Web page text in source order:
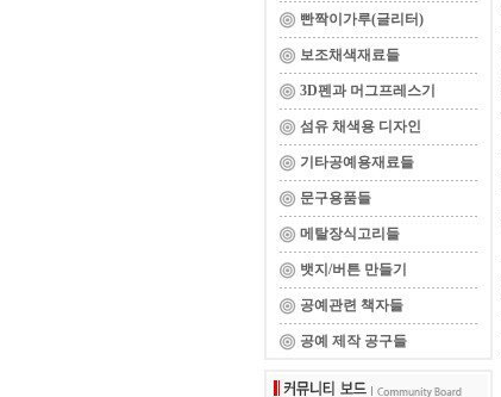
빤짝이가루(글리터)
보조채색재료들
3D펜과 머그프레스기
섬유 채색용 디자인
기타공예용재료들
문구용품들
메탈장식고리들
뱃지/버튼 만들기
공예관련 책자들
공예 제작 공구들